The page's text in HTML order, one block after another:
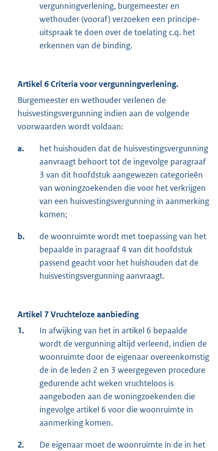
vergunningverlening, burgemeester en
wethouder (vooraf) verzoeken een principe-
uitspraak te doen over de toelating c.q. het
erkennen van de binding.
Artikel 6 Criteria voor vergunningverlening.
Burgemeester en wethouder verlenen de
huisvestingsvergunning indien aan de volgende
voorwaarden wordt voldaan:
a.
het huishouden dat de huisvestingsvergunning
aanvraagt behoort tot de ingevolge paragraaf
3 van dit hoofdstuk aangewezen categorieën
van woningzoekenden die voor het verkrijgen
van een huisvestingsvergunning in aanmerking
komen;
b.
de woonruimte wordt met toepassing van het
bepaalde in paragraaf 4 van dit hoofdstuk
passend geacht voor het huishouden dat de
huisvestingsvergunning aanvraagt.
Artikel 7 Vruchteloze aanbieding
1.
In afwijking van het in artikel 6 bepaalde
wordt de vergunning altijd verleend, indien de
woonruimte door de eigenaar overeenkomstig
de in de leden 2 en 3 weergegeven procedure
gedurende acht weken vruchteloos is
aangeboden aan de woningzoekenden die
ingevolge artikel 6 voor die woonruimte in
aanmerking komen.
2.
De eigenaar moet de woonruimte in de in het